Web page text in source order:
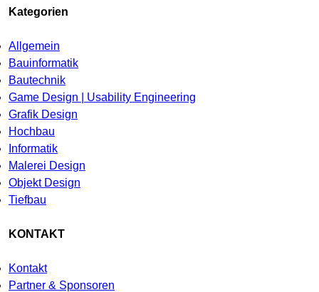
Kategorien
Allgemein
Bauinformatik
Bautechnik
Game Design | Usability Engineering
Grafik Design
Hochbau
Informatik
Malerei Design
Objekt Design
Tiefbau
KONTAKT
Kontakt
Partner & Sponsoren